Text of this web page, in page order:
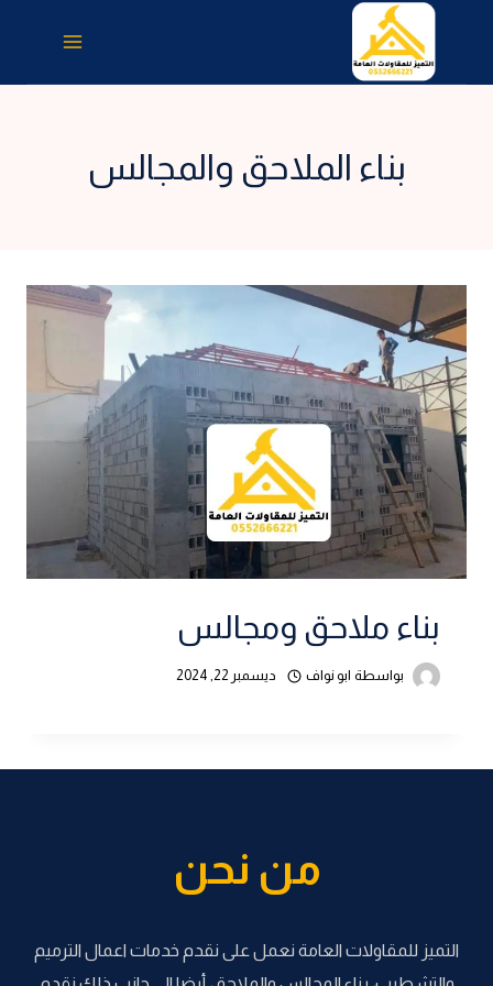
المحتوى
بناء الملاحق والمجالس
بناء ملاحق ومجالس
بواسطة ابو نواف ديسمبر 22, 2024
من نحن
التميز للمقاولات العامة نعمل على نقدم خدمات اعمال الترميم